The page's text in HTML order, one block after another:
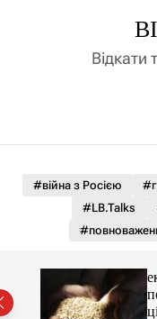
д
у
Відкати
#війна з Росією
#LB.Talks